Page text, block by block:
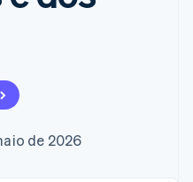
por
do
das
de 2026